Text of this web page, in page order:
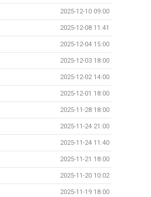
2025-12-10 09:00
2025-12-08 11:41
2025-12-04 15:00
2025-12-03 18:00
2025-12-02 14:00
2025-12-01 18:00
2025-11-28 18:00
2025-11-24 21:00
2025-11-24 11:40
2025-11-21 18:00
2025-11-20 10:02
2025-11-19 18:00